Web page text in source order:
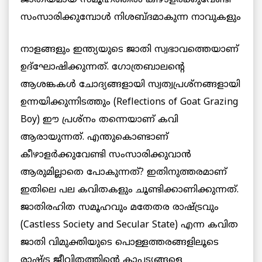
സംസാരിക്കുമ്പോള്‍ നിശബ്ദമാകുന്ന നാവുകളും
നാളങ്ങളും ഇന്ത്യയുടെ ജാതി സ്വഭാവത്തെയാണ്
ഉദ്‌ഘോഷിക്കുന്നത്. ഗോത്രബാലന്റെ
ആശങ്കകള്‍ ചോദ്യങ്ങളായി സ്വത്വപ്രശ്‌നങ്ങളായി
ഉന്നയിക്കുന്നിടത്തും (Reflections of Goat Grazing
Boy) ഈ പ്രശ്‌നം തന്നെയാണ് കവി
ആരായുന്നത്. എന്തുകൊണ്ടാണ്
കീഴാളര്‍ക്കുവേണ്ടി സംസാരിക്കുവാന്‍
ആരുമില്ലാതെ പോകുന്നത്? ഇതിനുത്തരമാണ്
ഇതിലെ പല കവിതകളും ചൂണ്ടിക്കാണിക്കുന്നത്.
ജാതിരഹിത സമൂഹവും മതേതര രാഷ്ട്രവും
(Castless Society and Secular State) എന്ന കവിത
ജാതി വിമുക്തിയുടെ പൊള്ളത്തരങ്ങളിലൂടെ